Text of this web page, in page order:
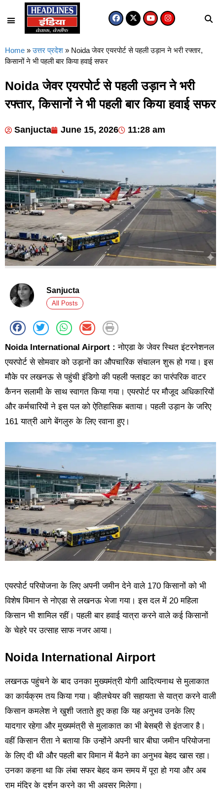
Home » उत्तर प्रदेश » Noida जेवर एयरपोर्ट से पहली उड़ान ने भरी रफ्तार,
किसानों ने भी पहली बार किया हवाई सफर
Noida जेवर एयरपोर्ट से पहली उड़ान ने भरी
रफ्तार, किसानों ने भी पहली बार किया हवाई सफर
Sanjucta June 15, 2026 11:28 am
Sanjucta
All Posts
Noida International Airport : नोएडा के जेवर स्थित इंटरनेशनल
एयरपोर्ट से सोमवार को उड़ानों का औपचारिक संचालन शुरू हो गया। इस
मौके पर लखनऊ से पहुंची इंडिगो की पहली फ्लाइट का पारंपरिक वाटर
कैनन सलामी के साथ स्वागत किया गया। एयरपोर्ट पर मौजूद अधिकारियों
और कर्मचारियों ने इस पल को ऐतिहासिक बताया। पहली उड़ान के जरिए
161 यात्री आगे बेंगलुरु के लिए रवाना हुए।
एयरपोर्ट परियोजना के लिए अपनी जमीन देने वाले 170 किसानों को भी
विशेष विमान से नोएडा से लखनऊ भेजा गया। इस दल में 20 महिला
किसान भी शामिल रहीं। पहली बार हवाई यात्रा करने वाले कई किसानों
के चेहरे पर उत्साह साफ नजर आया।
Noida International Airport
लखनऊ पहुंचने के बाद उनका मुख्यमंत्री योगी आदित्यनाथ से मुलाकात
का कार्यक्रम तय किया गया। व्हीलचेयर की सहायता से यात्रा करने वाली
किसान कमलेश ने खुशी जताते हुए कहा कि यह अनुभव उनके लिए
यादगार रहेगा और मुख्यमंत्री से मुलाकात का भी बेसब्री से इंतजार है।
वहीं किसान रीता ने बताया कि उन्होंने अपनी चार बीघा जमीन परियोजना
के लिए दी थी और पहली बार विमान में बैठने का अनुभव बेहद खास रहा।
उनका कहना था कि लंबा सफर बेहद कम समय में पूरा हो गया और अब
राम मंदिर के दर्शन करने का भी अवसर मिलेगा।